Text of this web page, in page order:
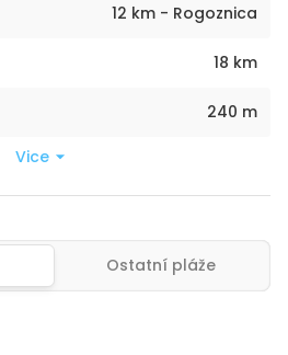
12 km - Rogoznica
18 km
240 m
Vice
Ostatní pláže